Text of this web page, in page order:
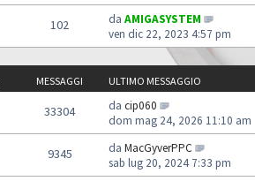
102 da AMIGASYSTEM
ven dic 22, 2023 4:57 pm
MESSAGGI ULTIMO MESSAGGIO
33304 da cip060
dom mag 24, 2026 11:10 am
9345 da MacGyverPPC
sab lug 20, 2024 7:33 pm